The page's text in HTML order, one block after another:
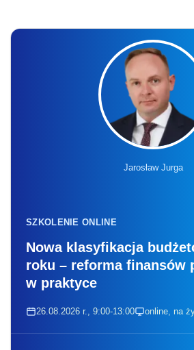
Jarosław Jurga
SZKOLENIE ONLINE
Nowa klasyfikacja
roku – reforma finansów
w praktyce
26.08.2026 r., 9:00-13:00 online, na